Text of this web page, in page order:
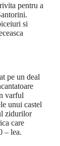
pentru a
si
pe un deal
varful
unui castel
zidurilor
care
– lea.